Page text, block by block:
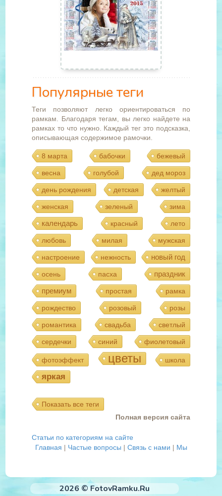
Популярные теги
Теги позволяют легко ориентироваться по
рамкам. Благодаря тегам, вы легко найдете на
рамках то что нужно. Каждый тег это подсказка,
описывающая содержимое рамочки.
8 марта бабочки бежевый
весна голубой дед мороз
день рождения детская желтый
женская зеленый зима
календарь красный лето
любовь милая мужская
настроение нежность новый год
осень пасха
праздник
премиум
простая рамка
рождество розовый розы
романтика свадьба светлый
сердечки синий фиолетовый
фотоэффект цветы школа
яркая
Показать все теги
Полная версия сайта
Статьи по категориям на сайте
Главная | Частые вопросы | Связь с нами | Мы
2026 © FotovRamku.Ru